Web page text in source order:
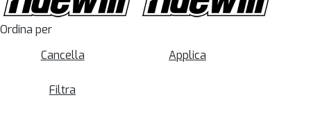
Ordina per
Cancella
Applica
Filtra